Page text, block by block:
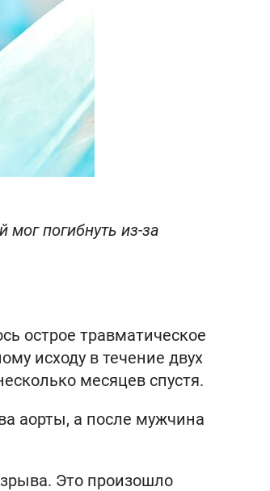
погибнуть из-за
острое травматическое
исходу в течение двух
месяцев спустя.
аорты, а после мужчина
Это произошло